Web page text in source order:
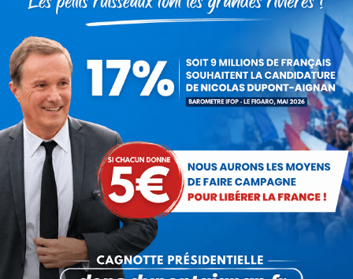
Présomption de légitimité de l’usage des
armes par les forces de l’ordre
Lorsque tout flambe et que l’État
s’affaisse.